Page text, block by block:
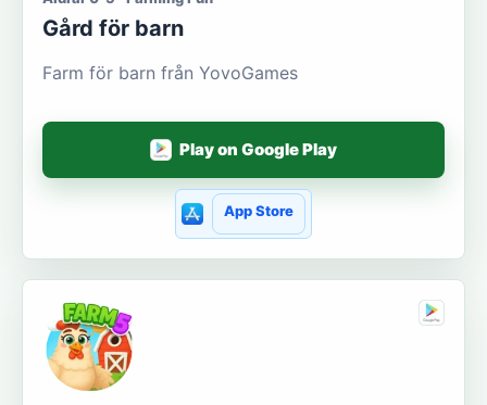
Gård för barn
Farm för barn från YovoGames
Play on Google Play
App Store